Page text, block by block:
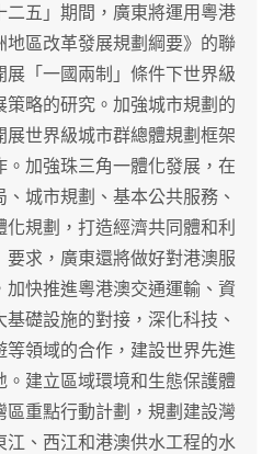
二五」期間，廣東將運用粵港
地區改革發展規劃綱要》的聯
「一國兩制」條件下世界級
略的研究。加強城市規劃的
世界級城市群總體規劃框架
加強珠三角一體化發展，在
城市規劃、基本公共服務、
規劃，打造經濟共同體和利
求，廣東還將做好對港澳服
快推進粵港澳交通運輸、資
礎設施的對接，深化科技、
領域的合作，建設世界先進
建立區域環境和生態保護體
重點行動計劃，規劃建設灣
江、西江和港澳供水工程的水